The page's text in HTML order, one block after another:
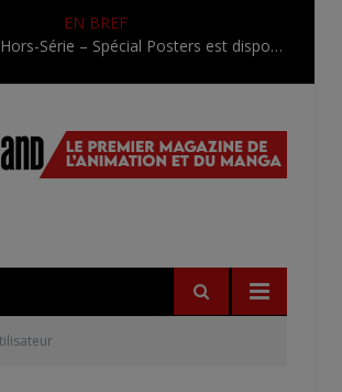
EN BREF
L’AnimeLand Hors-Série – Spécial Posters est disponible !